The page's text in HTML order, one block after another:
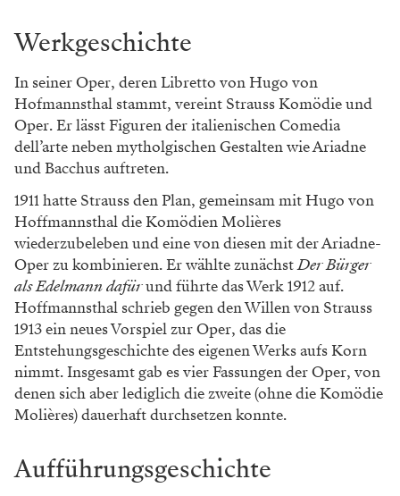
Werkgeschichte
In seiner Oper, deren Libretto von Hugo von
Hofmannsthal stammt, vereint Strauss Komödie und
Oper. Er lässt Figuren der italienischen Comedia
dell’arte neben mytholgischen Gestalten wie Ariadne
und Bacchus auftreten.
1911 hatte Strauss den Plan, gemeinsam mit Hugo von
Hoffmannsthal die Komödien Molières
wiederzubeleben und eine von diesen mit der Ariadne-
Oper zu kombinieren. Er wählte zunächstDer Bürger
als Edelmann dafürund führte das Werk 1912 auf.
Hoffmannsthal schrieb gegen den Willen von Strauss
1913 ein neues Vorspiel zur Oper, das die
Entstehungsgeschichte des eigenen Werks aufs Korn
nimmt. Insgesamt gab es vier Fassungen der Oper, von
denen sich aber lediglich die zweite (ohne die Komödie
Molières) dauerhaft durchsetzen konnte.
Aufführungsgeschichte